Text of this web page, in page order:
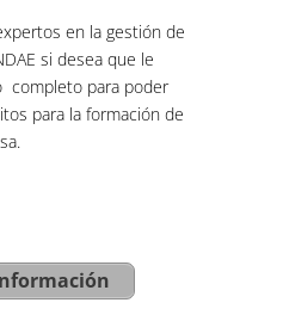
en la gestión de
si desea que le
completo para poder
para la formación de